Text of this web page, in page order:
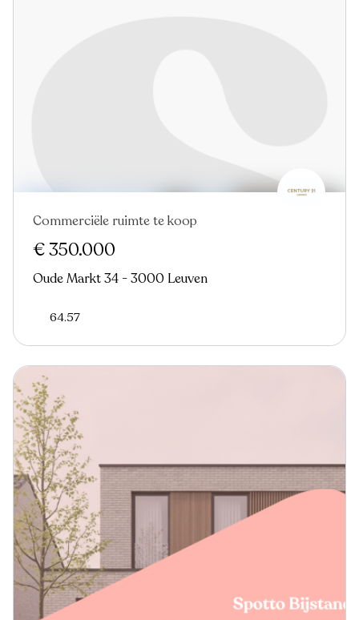
Commerciële ruimte te koop
€ 350.000
Oude Markt 34 - 3000 Leuven
64.57